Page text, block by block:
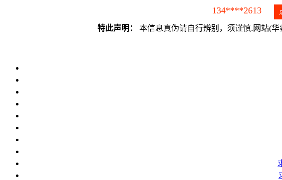
134****2613
特此声明： 本信息真伪请自行辨别，须谨慎.网站(